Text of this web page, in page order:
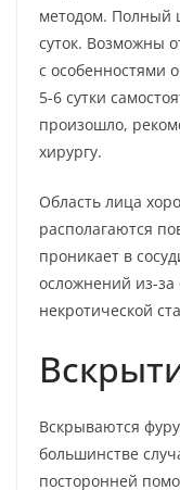
методом. Полный
суток. Возможны
с особенностями
5-6 сутки
произошло,
хирургу.
Область лица
располагаются
проникает в
осложнений из-за
некротической
Вскрываются
большинстве
посторонней